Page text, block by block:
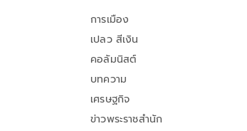
การเมือง
เปลว สีเงิน
คอลัมนิสต์
บทความ
เศรษฐกิจ
ข่าวพระราชสำนัก